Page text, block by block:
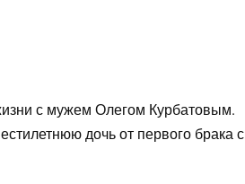
с мужем Олегом Курбатовым.
дочь от первого брака с